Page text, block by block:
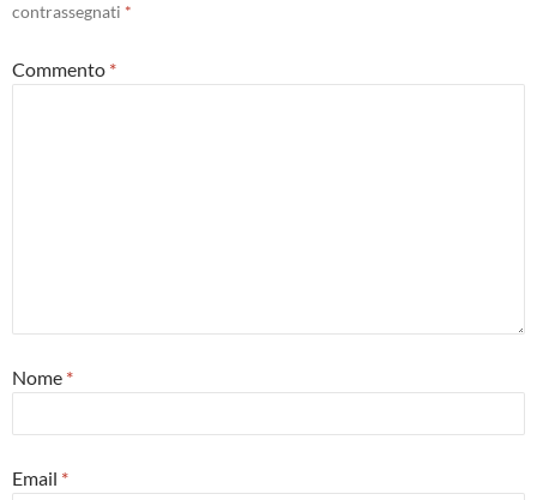
contrassegnati *
Commento *
Nome *
Email *